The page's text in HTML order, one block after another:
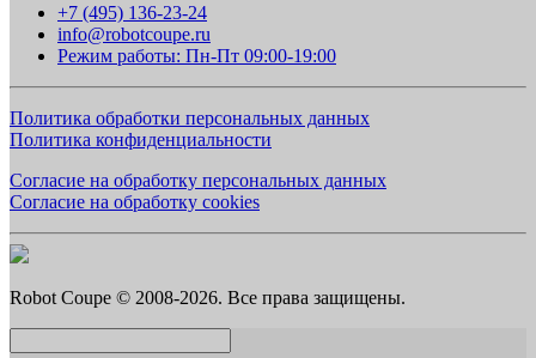
+7 (495) 136-23-24
info@robotcoupe.ru
Режим работы: Пн-Пт 09:00-19:00
Политика обработки персональных данных
Политика конфиденциальности
Согласие на обработку персональных данных
Согласие на обработку cookies
Robot Coupe © 2008-2026. Все права защищены.